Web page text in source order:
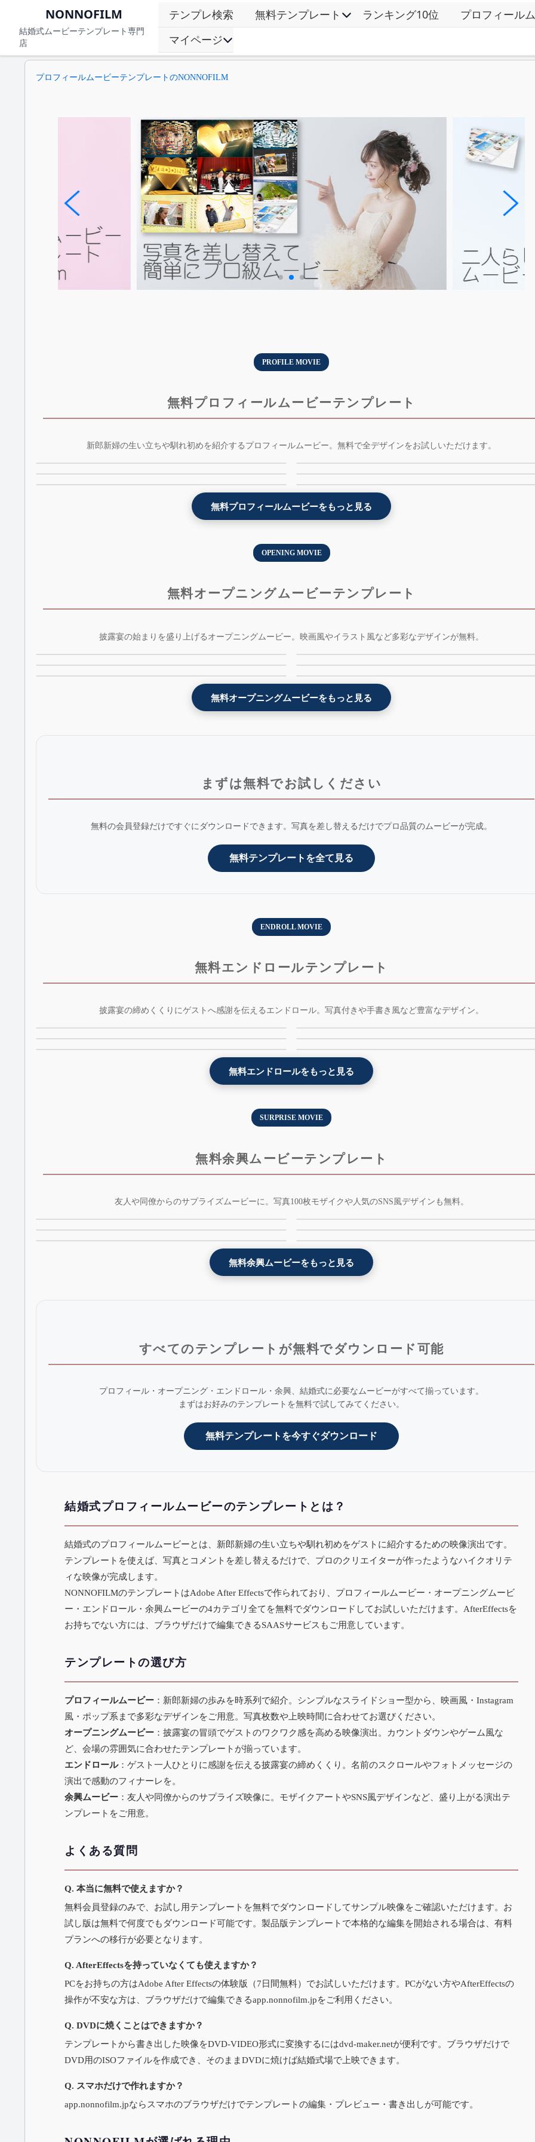
NONNOFILM
結婚式ムービーテンプレート専門
店
テンプレ検索 無料テンプレート ランキング10位
プロフィール
マイページ
プロフィールムービーテンプレートのNONNOFILM
PROFILE MOVIE
無料プロフィールムービーテンプレート
新郎新婦の生い立ちや馴れ初めを紹介するプロフィールムービー。無料で全デザインをお試しいただけます。
weddingflix - 無料版
weddingram - AE版 - 無料版
Youtube風プロフィールムービーテンプレート -
モザイク画と3Dプロフィールムービーテンプレー
6位
無料プロフィールムービーをもっと見る
OPENING MOVIE
無料オープニングムービーテンプレート
披露宴の始まりを盛り上げるオープニングムービー。映画風やイラスト風など多彩なデザインが無料。
weddingram - AE版 - 無料版
weddingerion - 無料版
映画予告編風オープニングムービーテンプレート -
ダンスイラストオープニングムービーテンプレート
無料オープニングムービーをもっと見る
まずは無料でお試しください
無料の会員登録だけですぐにダウンロードできます。写真を差し替えるだけでプロ品質のムービーが完成。
無料テンプレートを全て見る
ENDROLL MOVIE
無料エンドロールテンプレート
披露宴の締めくくりにゲストへ感謝を伝えるエンドロール。写真付きや手書き風など豊富なデザイン。
lantern - AE版 - 無料版
weddingram - AE版 - 無料版
黒板風エンドロールムービーテンプレート -
kokuban - 無料版 - AE版
光の粒エンドロールムービーテンプレート -
lightdots - 無料版 - AE版
- AE版 - 無料版
- 無料版 - AE版
無料エンドロールをもっと見る
SURPRISE MOVIE
無料余興ムービーテンプレート
友人や同僚からのサプライズムービーに。写真100枚モザイクや人気のSNS風デザインも無料。
cork - AE版 - 無料版
料版
余興お祝いムービー[雪と氷の魔法] - snowstory - AE
黒板 - プレゼント余興ムービーテンプレート -
無料余興ムービーをもっと見る
すべてのテンプレートが無料でダウンロード可能
プロフィール・オープニング・エンドロール・余興、結婚式に必要なムービーがすべて揃っています。
まずはお好みのテンプレートを無料で試してみてください。
無料テンプレートを今すぐダウンロード
結婚式プロフィールムービーのテンプレートとは？
結婚式のプロフィールムービーとは、新郎新婦の生い立ちや馴れ初めをゲストに紹介するための映像演出です。
テンプレートを使えば、写真とコメントを差し替えるだけで、プロのクリエイターが作ったようなハイクオリテ
ィな映像が完成します。
NONNOFILMのテンプレートはAdobe After Effectsで作られており、プロフィールムービー・オープニングムービ
ー・エンドロール・余興ムービーの4カテゴリ全てを無料でダウンロードしてお試しいただけます。AfterEffectsを
お持ちでない方には、ブラウザだけで編集できるSAASサービス もご用意しています。
テンプレートの選び方
プロフィールムービー ：新郎新婦の歩みを時系列で紹介。シンプルなスライドショー型から、映画風・Instagram
風・ポップ系まで多彩なデザインをご用意。写真枚数や上映時間に合わせてお選びください。
オープニングムービー ：披露宴の冒頭でゲストのワクワク感を高める映像演出。カウントダウンやゲーム風な
ど、会場の雰囲気に合わせたテンプレートが揃っています。
エンドロール：ゲスト一人ひとりに感謝を伝える披露宴の締めくくり。名前のスクロールやフォトメッセージの
演出で感動のフィナーレを。
余興ムービー ：友人や同僚からのサプライズ映像に。モザイクアートやSNS風デザインなど、盛り上がる演出テ
ンプレートをご用意。
よくある質問
Q. 本当に無料で使えますか？
無料会員登録のみで、お試し用テンプレートを無料でダウンロードしてサンプル映像をご確認いただけます。お
試し版は無料で何度でもダウンロード可能です。製品版テンプレートで本格的な編集を開始される場合は、有料
プランへの移行が必要となります。
Q. AfterEffectsを持っていなくても使えますか？
PCをお持ちの方はAdobe After Effectsの体験版（7日間無料）でお試しいただけます。PCがない方やAfterEffectsの
操作が不安な方は、ブラウザだけで編集できるapp.nonnofilm.jpをご利用ください。
Q. DVDに焼くことはできますか？
テンプレートから書き出した映像をDVD-VIDEO形式に変換するにはdvd-maker.netが便利です。ブラウザだけで
DVD用のISOファイルを作成でき、そのままDVDに焼けば結婚式場で上映できます。
Q. スマホだけで作れますか？
app.nonnofilm.jpならスマホのブラウザだけでテンプレートの編集・プレビュー・書き出しが可能です。